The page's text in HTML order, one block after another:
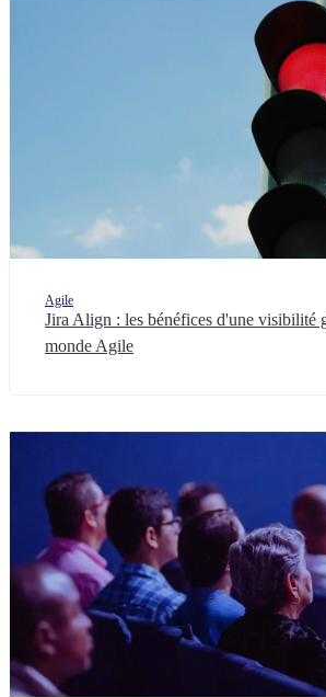
Agile
Jira Align : les bénéfices d'une visibilité
monde Agile